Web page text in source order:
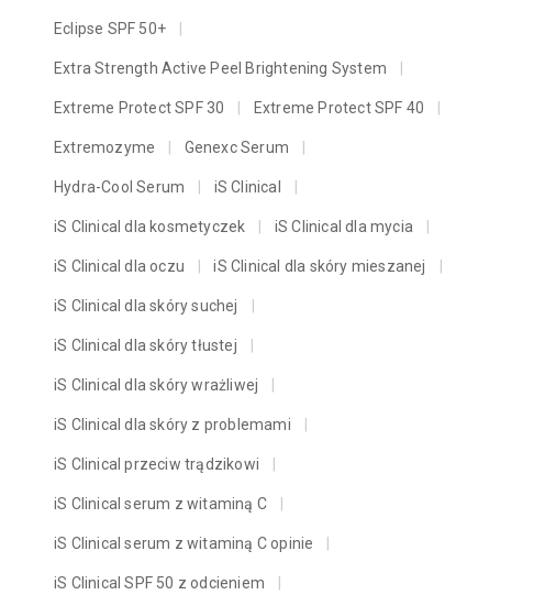
Eclipse SPF 50+
Extra Strength Active Peel Brightening System
Extreme Protect SPF 30 Extreme Protect SPF 40
Extremozyme Genexc Serum
Hydra-Cool Serum iS Clinical
iS Clinical dla kosmetyczek iS Clinical dla mycia
iS Clinical dla oczu iS Clinical dla skóry mieszanej
iS Clinical dla skóry suchej
iS Clinical dla skóry tłustej
iS Clinical dla skóry wrażliwej
iS Clinical dla skóry z problemami
iS Clinical przeciw trądzikowi
iS Clinical serum z witaminą C
iS Clinical serum z witaminą C opinie
iS Clinical SPF 50 z odcieniem